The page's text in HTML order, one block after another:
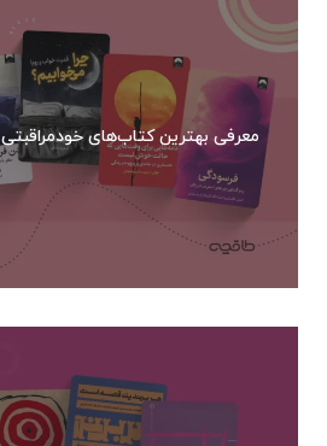
معرفی بهترین کتاب‌های خودمراقبتی